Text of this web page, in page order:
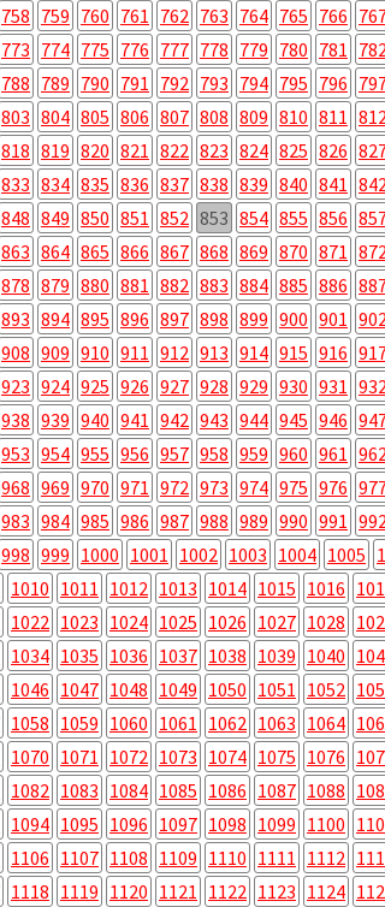
758 759 760 761 762 763 764 765 766
773 774 775 776 777 778 779 780 781
788 789 790 791 792 793 794 795 796
803 804 805 806 807 808 809 810 811
818 819 820 821 822 823 824 825 826
833 834 835 836 837 838 839 840 841
848 849 850 851 852 853 854 855 856
863 864 865 866 867 868 869 870 871
878 879 880 881 882 883 884 885 886
893 894 895 896 897 898 899 900 901
908 909 910 911 912 913 914 915 916
923 924 925 926 927 928 929 930 931
938 939 940 941 942 943 944 945 946
953 954 955 956 957 958 959 960 961
968 969 970 971 972 973 974 975 976
983 984 985 986 987 988 989 990 991
998 999 1000 1001 1002 1003 1004 1005
1010 1011 1012 1013 1014 1015 1016
1022 1023 1024 1025 1026 1027 1028
1034 1035 1036 1037 1038 1039 1040
1046 1047 1048 1049 1050 1051 1052
1058 1059 1060 1061 1062 1063 1064
1070 1071 1072 1073 1074 1075 1076
1082 1083 1084 1085 1086 1087 1088
1094 1095 1096 1097 1098 1099 1100
1106 1107 1108 1109 1110 1111 1112
1118 1119 1120 1121 1122 1123 1124